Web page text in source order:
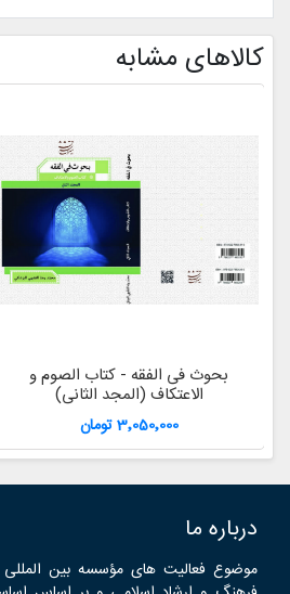
کالاهای مشابه
بحوث فی الفقه - کتاب الصوم و
الاعتکاف (المجد الثانی)
3٬050٬000 تومان
درباره ما